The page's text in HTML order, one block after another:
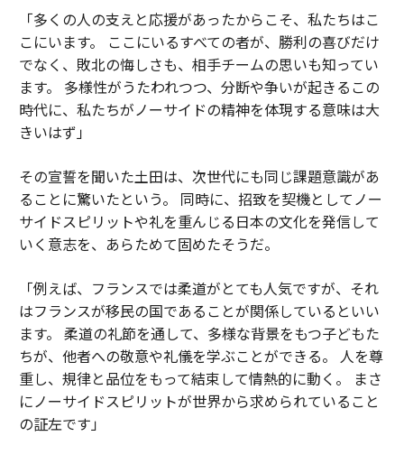
「多くの人の支えと応援があったからこそ、私たちはこ
こにいます。 ここにいるすべての者が、勝利の喜びだけ
でなく、敗北の悔しさも、相手チームの思いも知ってい
ます。 多様性がうたわれつつ、分断や争いが起きるこの
時代に、私たちがノーサイドの精神を体現する意味は大
きいはず」
その宣誓を聞いた土田は、次世代にも同じ課題意識があ
ることに驚いたという。 同時に、招致を契機としてノー
サイドスピリットや礼を重んじる日本の文化を発信して
いく意志を、あらためて固めたそうだ。
「例えば、フランスでは柔道がとても人気ですが、それ
はフランスが移民の国であることが関係しているといい
ます。 柔道の礼節を通して、多様な背景をもつ子どもた
ちが、他者への敬意や礼儀を学ぶことができる。 人を尊
重し、規律と品位をもって結束して情熱的に動く。 まさ
にノーサイドスピリットが世界から求められていること
の証左です」